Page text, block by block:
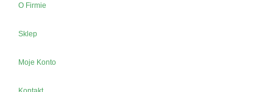
O Firmie
Sklep
Moje Konto